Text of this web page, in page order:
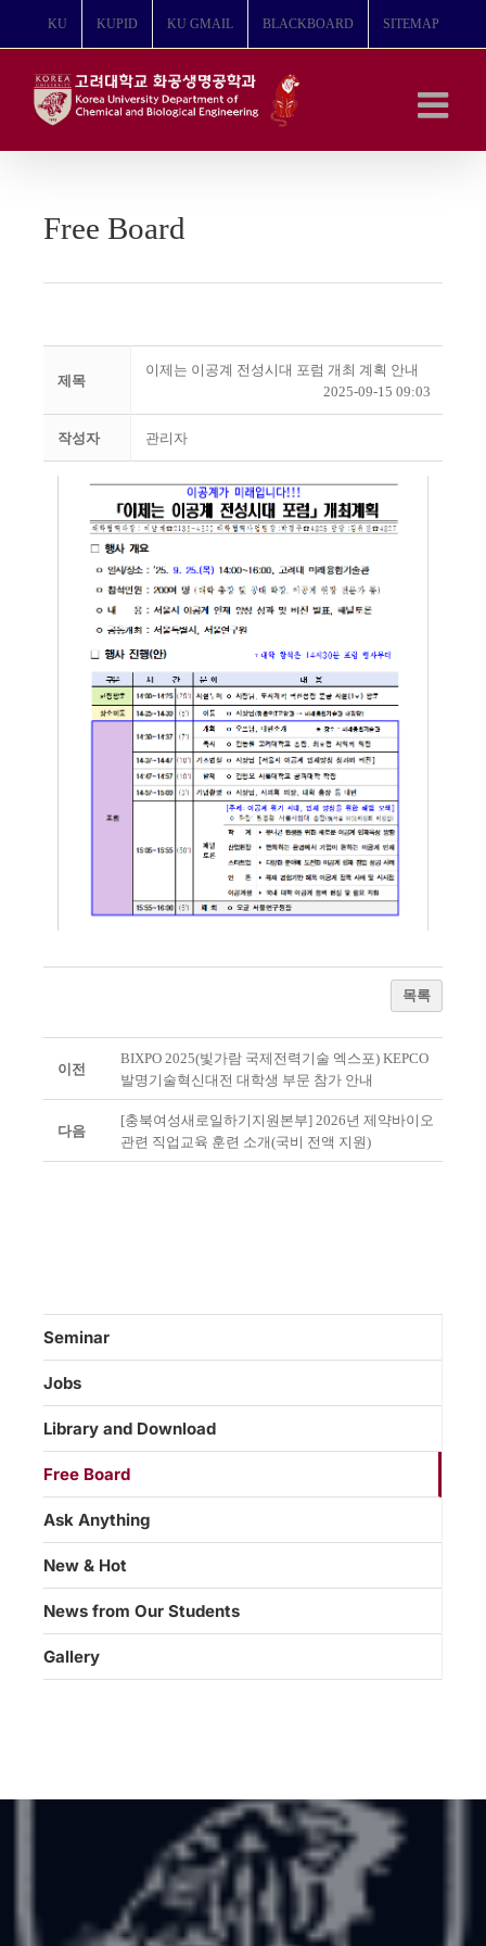
뛰
KU KUPID KU GMAIL BLACKBOARD SITEMAP
Free Board
제목
이제는 이공계 전성시대 포럼 개최 계획 안내
2025-09-15 09:03
작성자 관리자
목록
이전
BIXPO 2025(빛가람 국제전력기술 엑스포) KEPCO
발명기술혁신대전 대학생 부문 참가 안내
다음
[충북여성새로일하기지원본부] 2026년 제약바이오
관련 직업교육 훈련 소개(국비 전액 지원)
Seminar
Jobs
Library and Download
Free Board
Ask Anything
New & Hot
News from Our Students
Gallery